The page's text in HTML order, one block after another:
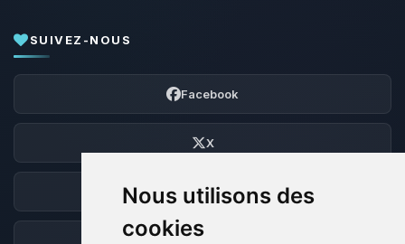
Nous utilisons des
cookies
SUIVEZ-NOUS
Facebook
X
Discord
Forum